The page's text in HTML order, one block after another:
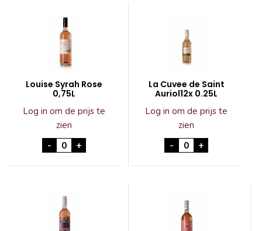
Louise Syrah Rose
0,75L
Log in om de prijs te
zien
- Louise Syrah Rose 0,75L aantal
+
La Cuvee de Saint
Auriol12x 0.25L
Log in om de prijs te
zien
- La Cuvee de Saint
+